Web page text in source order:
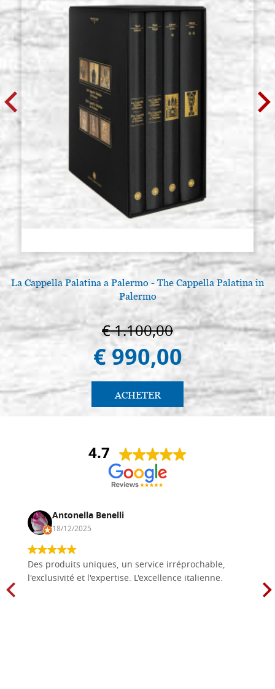
La Cappella Palatina a Palermo - The Cappella Palatina in
Palermo
€ 1.100,00
€ 990,00
ACHETER
4.7
Antonella Benelli
18/12/2025
Des produits uniques, un service irréprochable,
l'exclusivité et l'expertise. L'excellence italienne.